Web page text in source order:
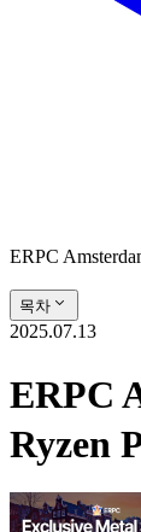
ERPC
목차
2025.07.13
ERPC
Ryzen